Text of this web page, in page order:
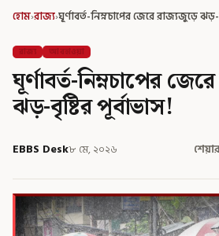
হোম›রাজ্য›ঘূর্ণাবর্ত-নিম্নচাপের জেরে রাজ্যজুড়ে ঝড়-
রাজ্য আবহাওয়া
ঘূর্ণাবর্ত-নিম্নচাপের
ঝড়-বৃষ্টির পূর্বাভাস!
EBBS Desk৮ মে, ২০২৬